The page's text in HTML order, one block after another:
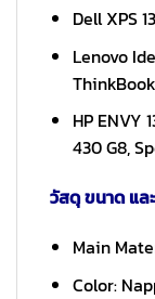
Dell XPS
Lenovo
HP ENVY
430 G8,
วัสดุ ขนาด แล
Main
Color: